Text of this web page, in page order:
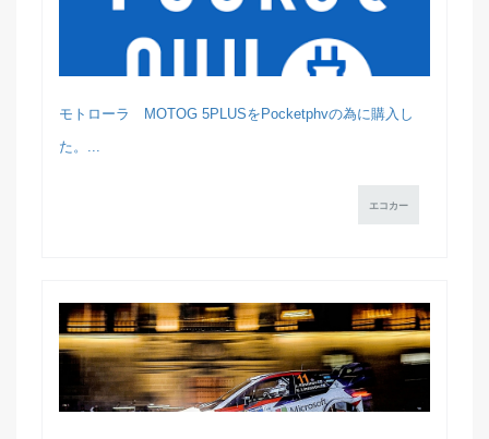
モトローラ MOTOG 5PLUSをPocketphvの為に購入し
た。...
エコカー